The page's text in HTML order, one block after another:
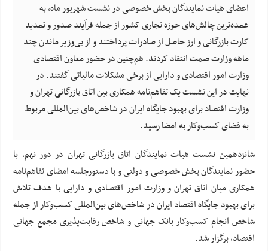
اعضای هیات نمایندگان بخش خصوصی در نشست شهریور ماه، به
عمده‌ترین چالش‌های حوزه تجاری کشور از جمله فرآیند صدور و تمدید
کارت بازرگانی و ارز حاصل از صادرات پرداختند و از بی‌وزیر ماندن چند
ماهه وزارت صمت انتقاد کردند. هم‌چنین در حضور معاون اقتصادی
وزارت امور اقتصادی و دارایی از برخی مشکلات مالیاتی گفتند. در
نهایت در این نشست یک تفاهم‌نامه همکاری بین اتاق بازرگانی تهران و
وزارت اقتصاد برای بهبود جایگاه ایران در شاخص‌های بین‌المللی مربوط
به فضای کسب‌وکار به امضا رسید.
شانزدهمین نشست هیات نمایندگان اتاق بازرگانی تهران در دور نهم، با
حضور نمایندگان بخش خصوصی و دولتی و با دستورجلسه امضای تفاهم‌نامه
همکاری میان اتاق تهران و وزارت امور اقتصادی و دارایی با هدف تلاش
برای بهبود جایگاه اقتصاد ایران در شاخص‌های بین‌المللی کسب‌وکار از جمله
شاخص انجام کسب‌وکار بانک جهانی و شاخص رقابت‌پذیری مجمع جهانی
اقتصاد، برگزار شد.